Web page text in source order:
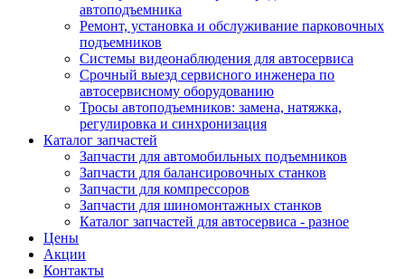
автоподъемника
Ремонт, установка и обслуживание парковочных
подъемников
Системы видеонаблюдения для автосервиса
Срочный выезд сервисного инженера по
автосервисному оборудованию
Тросы автоподъемников: замена, натяжка,
регулировка и синхронизация
Каталог запчастей
Запчасти для автомобильных подъемников
Запчасти для балансировочных станков
Запчасти для компрессоров
Запчасти для шиномонтажных станков
Каталог запчастей для автосервиса - разное
Цены
Акции
Контакты